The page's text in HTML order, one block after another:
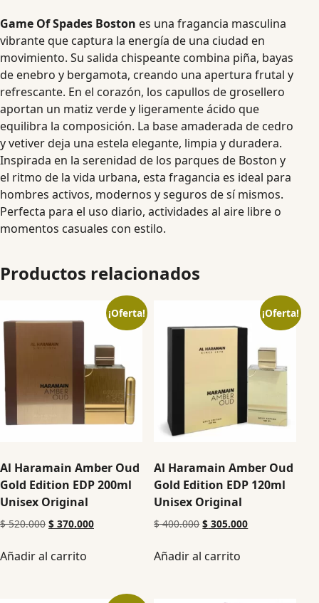
Game Of Spades Boston es una fragancia masculina
vibrante que captura la energía de una ciudad en
movimiento. Su salida chispeante combina piña, bayas
de enebro y bergamota, creando una apertura frutal y
refrescante. En el corazón, los capullos de grosellero
aportan un matiz verde y ligeramente ácido que
equilibra la composición. La base amaderada de cedro
y vetiver deja una estela elegante, limpia y duradera.
Inspirada en la serenidad de los parques de Boston y
el ritmo de la vida urbana, esta fragancia es ideal para
hombres activos, modernos y seguros de sí mismos.
Perfecta para el uso diario, actividades al aire libre o
momentos casuales con estilo.
Productos relacionados
¡Oferta!
Al Haramain Amber Oud
Gold Edition EDP 200ml
Unisex Original
$520.000 $ 370.000
Añadir al carrito
¡Oferta!
Al Haramain Amber Oud
Gold Edition EDP 120ml
Unisex Original
$400.000 $ 305.000
Añadir al carrito